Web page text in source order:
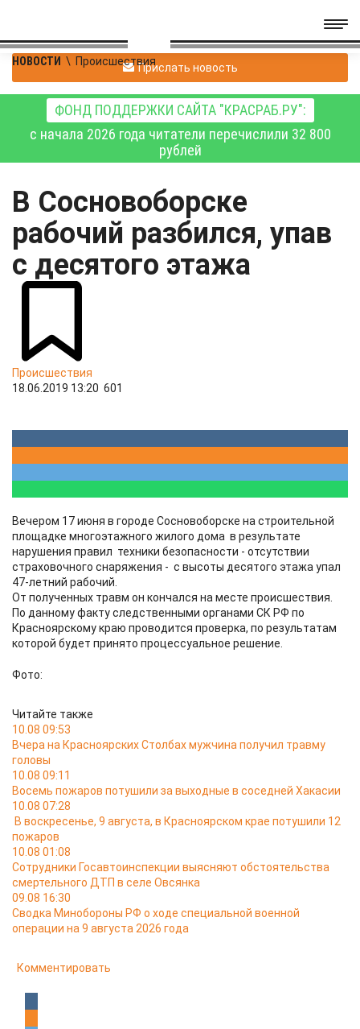
НОВОСТИ \ ПроисшествияПрислать новость
ФОНД ПОДДЕРЖКИ САЙТА "КРАСРАБ.РУ":
с начала 2026 года читатели перечислили 32 800
рублей
В Сосновоборске
рабочий разбился, упав
с десятого этажа
Происшествия
18.06.2019 13:20 601
Вечером 17 июня в городе Сосновоборске на строительной
площадке многоэтажного жилого дома в результате
нарушения правил техники безопасности - отсутствии
страховочного снаряжения - с высоты десятого этажа упал
47-летний рабочий.
От полученных травм он кончался на месте происшествия.
По данному факту следственными органами СК РФ по
Красноярскому краю проводится проверка, по результатам
которой будет принято процессуальное решение.
Фото:
Читайте также
10.08 09:53
Вчера на Красноярских Столбах мужчина получил травму
головы
10.08 09:11
Восемь пожаров потушили за выходные в соседней Хакасии
10.08 07:28
В воскресенье, 9 августа, в Красноярском крае потушили 12
пожаров
10.08 01:08
Сотрудники Госавтоинспекции выясняют обстоятельства
смертельного ДТП в селе Овсянка
09.08 16:30
Сводка Минобороны РФ о ходе специальной военной
операции на 9 августа 2026 года
Комментировать